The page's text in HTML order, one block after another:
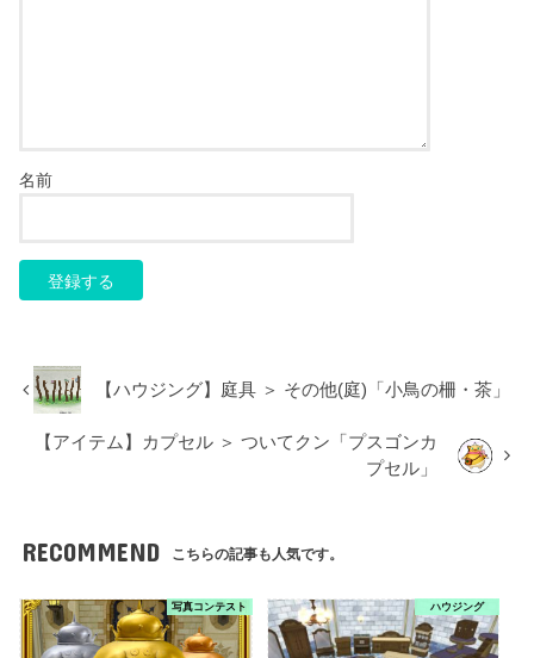
名前
【ハウジング】庭具 ＞ その他(庭)「小鳥の柵・茶」
【アイテム】カプセル ＞ ついてクン「プスゴンカ
プセル」
RECOMMEND こちらの記事も人気です。
写真コンテスト ハウジング